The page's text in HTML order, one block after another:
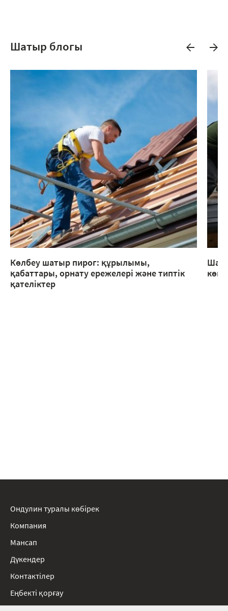
Шатыр блогы
Көлбеу шатыр пирог: құрылымы,
қабаттары, орнату ережелері және типтік
қателіктер
Ондулин туралы көбірек
Компания
Мансап
Дүкендер
Контактілер
Еңбекті қорғау